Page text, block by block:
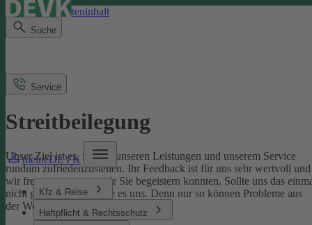
Direkt zum Seiteninhalt
Suche
meineDEVK
Kfz & Reise
Haftpflicht & Rechtsschutz
Service
Streitbeilegung
Unser Ziel ist es, Sie mit unseren Leistungen und unserem Service
rundum zufriedenzustellen. Ihr Feedback ist für uns sehr wertvoll und
wir freuen uns, wenn wir Sie begeistern konnten. Sollte uns das
nicht gelingen, sagen Sie es uns. Denn nur so können Probleme aus
der Welt geschafft werden.